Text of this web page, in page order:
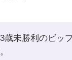
歳未勝利のビッ